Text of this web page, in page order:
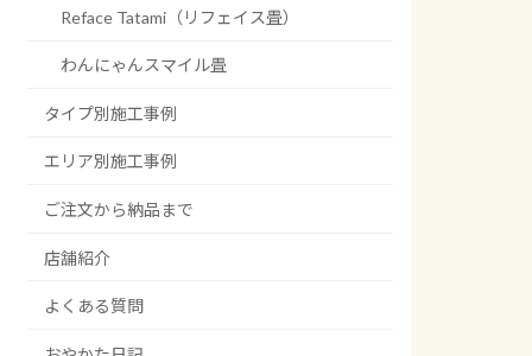
Reface Tatami（リフェイス畳）
わんにゃんスマイル畳
タイプ別施工事例
エリア別施工事例
ご注文から納品まで
店舗紹介
よくある質問